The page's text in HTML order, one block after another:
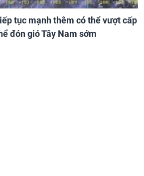
tục mạnh thêm có thể vượt cấp
đón gió Tây Nam sớm